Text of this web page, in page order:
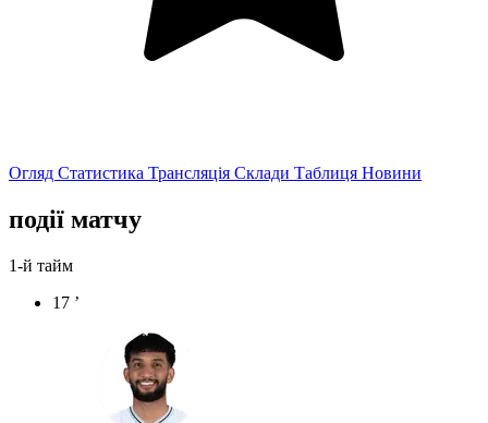
Огляд Статистика Трансляція Склади Таблиця Новини
події матчу
1-й тайм
17 ’